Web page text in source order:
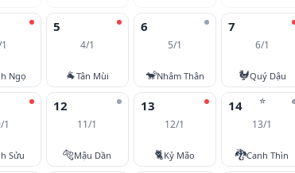
Ngọ
5
4/1
🐐Tân Mùi
6
5/1
🐒Nhâm Thân
7
6/1
🐓Quý Dậu
1
Sửu
12
11/1
🐅Mậu Dần
13
12/1
🐈Kỷ Mão
⭐
14
13/1
🐉Canh Thìn